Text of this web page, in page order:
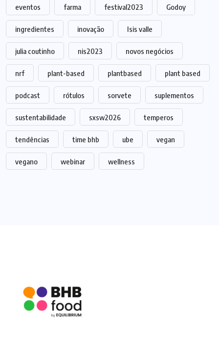
eventos farma festival2023 Godoy
ingredientes inovação Isis valle
julia coutinho nis2023 novos negócios
nrf plant-based plantbased plant based
podcast rótulos sorvete suplementos
sustentabilidade sxsw2026 temperos
tendências time bhb ube vegan
vegano webinar wellness